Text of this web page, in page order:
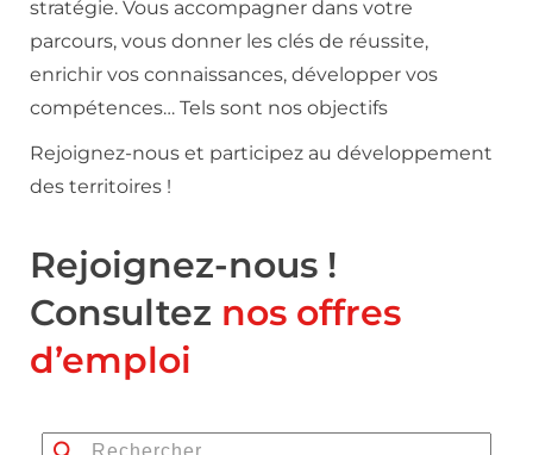
stratégie. Vous accompagner dans votre
parcours, vous donner les clés de réussite,
enrichir vos connaissances, développer vos
compétences… Tels sont nos objectifs
Rejoignez-nous et participez au développement
des territoires !
Rejoignez-nous !
Consultez nos offres
d’emploi